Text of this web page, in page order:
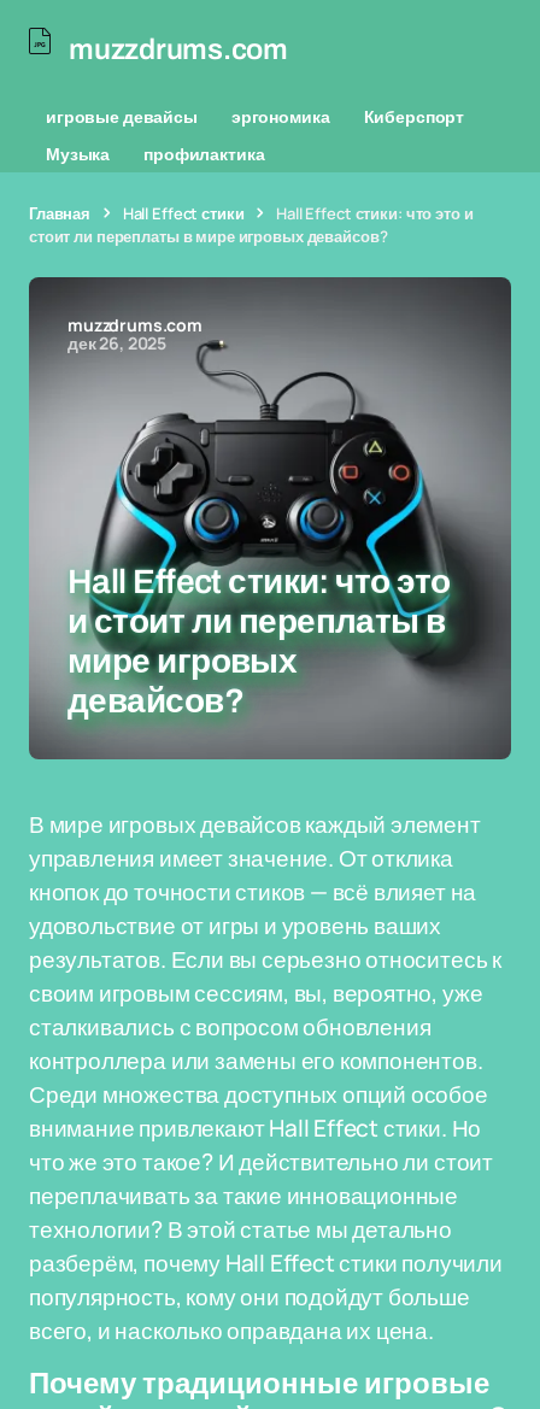
muzzdrums.com
игровые девайсы эргономика
Киберспорт
Музыка
профилактика
Главная Hall Effect стики
Hall Effect стики: что это и
стоит ли переплаты в мире игровых девайсов?
muzzdrums.com
дек 26, 2025
Hall Effect стики: что это
и стоит ли переплаты в
мире игровых
девайсов?
В мире игровых девайсов каждый элемент
управления имеет значение. От отклика
кнопок до точности стиков — всё влияет на
удовольствие от игры и уровень ваших
результатов. Если вы серьезно относитесь к
своим игровым сессиям, вы, вероятно, уже
сталкивались с вопросом обновления
контроллера или замены его компонентов.
Среди множества доступных опций особое
внимание привлекают Hall Effect стики. Но
что же это такое? И действительно ли стоит
переплачивать за такие инновационные
технологии? В этой статье мы детально
разберём, почему Hall Effect стики получили
популярность, кому они подойдут больше
всего, и насколько оправдана их цена.
Почему традиционные игровые